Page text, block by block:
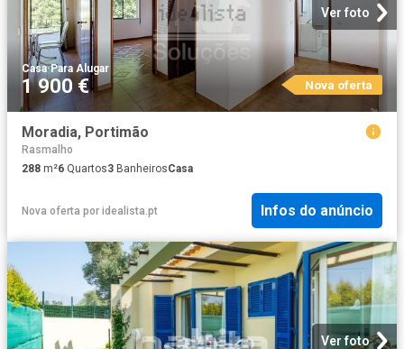
Ver foto
Casa·Para Alugar
1 900 € Nova oferta
Moradia, Portimão
Rasmalho
288 m²6 Quartos3 BanheirosCasa
Nova oferta por idealista.pt Infos do anúncio
Ver foto